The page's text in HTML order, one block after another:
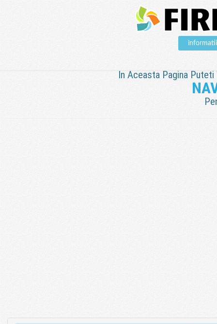
informatii
In Aceasta Pagina